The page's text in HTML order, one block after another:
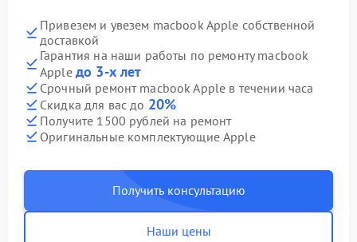
Привезем и увезем macbook Apple собственной
доставкой
Гарантия на наши работы по ремонту macbook
Apple до 3-х лет
Срочный ремонт macbook Apple в течении часа
Скидка для вас до 20%
Получите 1500 рублей на ремонт
Оригинальные комплектующие Apple
Получить консультацию
Наши цены